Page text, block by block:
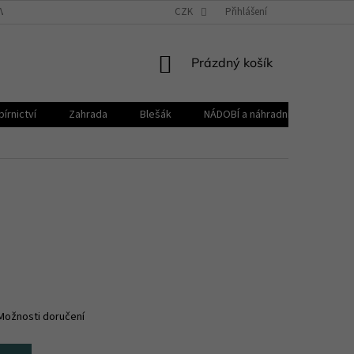
VŠEOBECNÉ OBCHODNÍ PODMÍNKY REKLAMAČNÍ ŘÁD
CZK Přihlášení
NÁKUPNÍ
Prázdný košík
Zahrada Blešák
NÁDOBÍ a náhradní díly KELOmat
doručení